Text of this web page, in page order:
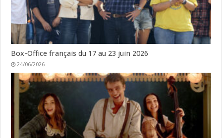
Box-Office français du 17 au 23 juin 2026
24/06/2026